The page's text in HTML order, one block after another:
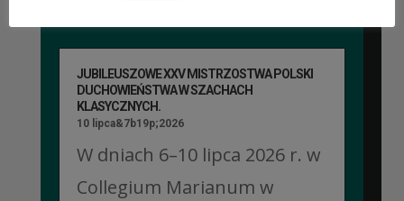
JUBILEUSZOWE XXV MISTRZOSTWA POLSKI
DUCHOWIEŃSTWA W SZACHACH
KLASYCZNYCH.
10 lipca&7b19p;2026
W dniach 6–10 lipca 2026 r. w
Collegium Marianum w